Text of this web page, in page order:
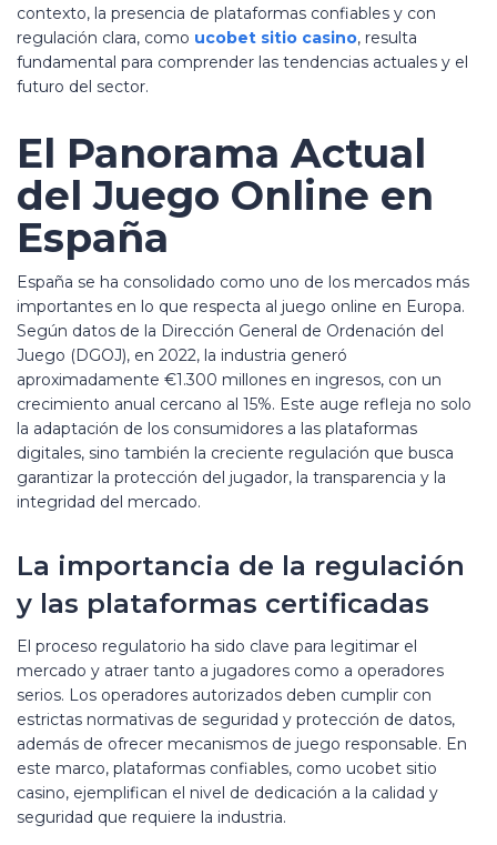
contexto, la presencia de plataformas confiables y con
regulación clara, como ucobet sitio casino, resulta
fundamental para comprender las tendencias actuales y el
futuro del sector.
El Panorama Actual
del Juego Online en
España
España se ha consolidado como uno de los mercados más
importantes en lo que respecta al juego online en Europa.
Según datos de la Dirección General de Ordenación del
Juego (DGOJ), en 2022, la industria generó
aproximadamente €1.300 millones en ingresos, con un
crecimiento anual cercano al 15%. Este auge refleja no solo
la adaptación de los consumidores a las plataformas
digitales, sino también la creciente regulación que busca
garantizar la protección del jugador, la transparencia y la
integridad del mercado.
La importancia de la regulación
y las plataformas certificadas
El proceso regulatorio ha sido clave para legitimar el
mercado y atraer tanto a jugadores como a operadores
serios. Los operadores autorizados deben cumplir con
estrictas normativas de seguridad y protección de datos,
además de ofrecer mecanismos de juego responsable. En
este marco, plataformas confiables, como ucobet sitio
casino, ejemplifican el nivel de dedicación a la calidad y
seguridad que requiere la industria.